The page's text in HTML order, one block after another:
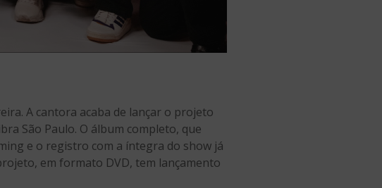
A cantora acaba de lançar o projeto
São Paulo. O álbum completo, que
e o registro com a íntegra do show já
em formato DVD, tem lançamento